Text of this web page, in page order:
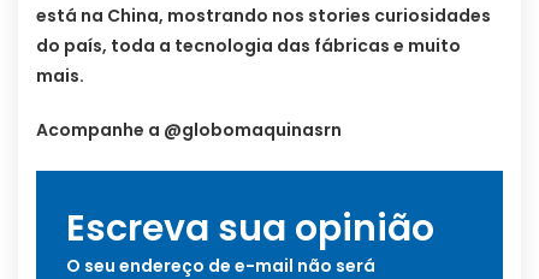
está na China, mostrando nos stories curiosidades
do país, toda a tecnologia das fábricas e muito
mais.
Acompanhe a @globomaquinasrn
Escreva sua opinião
O seu endereço de e-mail não será